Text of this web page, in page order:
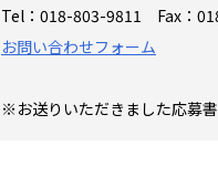
Tel：018-803-9811 Fax：
お問い合わせフォーム
※お送りいただきました応募